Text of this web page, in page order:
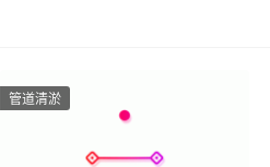
管道清淤